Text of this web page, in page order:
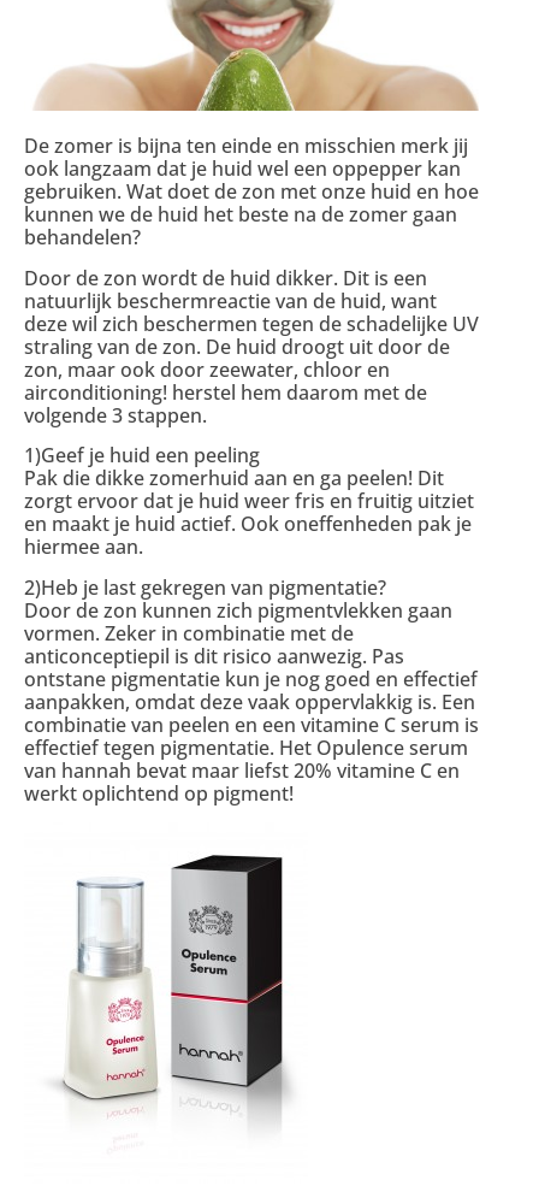
De zomer is bijna ten einde en misschien merk jij
ook langzaam dat je huid wel een oppepper kan
gebruiken. Wat doet de zon met onze huid en hoe
kunnen we de huid het beste na de zomer gaan
behandelen?
Door de zon wordt de huid dikker. Dit is een
natuurlijk beschermreactie van de huid, want
deze wil zich beschermen tegen de schadelijke UV
straling van de zon. De huid droogt uit door de
zon, maar ook door zeewater, chloor en
airconditioning! herstel hem daarom met de
volgende 3 stappen.
1)Geef je huid een peeling
Pak die dikke zomerhuid aan en ga peelen! Dit
zorgt ervoor dat je huid weer fris en fruitig uitziet
en maakt je huid actief. Ook oneffenheden pak je
hiermee aan.
2)Heb je last gekregen van pigmentatie?
Door de zon kunnen zich pigmentvlekken gaan
vormen. Zeker in combinatie met de
anticonceptiepil is dit risico aanwezig. Pas
ontstane pigmentatie kun je nog goed en effectief
aanpakken, omdat deze vaak oppervlakkig is. Een
combinatie van peelen en een vitamine C serum is
effectief tegen pigmentatie. Het Opulence serum
van hannah bevat maar liefst 20% vitamine C en
werkt oplichtend op pigment!